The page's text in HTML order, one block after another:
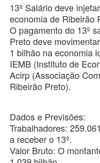
13º Salário deve
economia de Ribeirão
​O pagamento do 13º
Preto deve
1 bilhão na economia
IEMB (Instituto de
Acirp (Associação
Ribeirão Preto).
​Dados e Previsões:
​Trabalhadores:
a receber o 13º.
​Valor Bruto: O